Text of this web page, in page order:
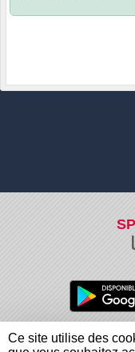
Charte
Ce site utilise des